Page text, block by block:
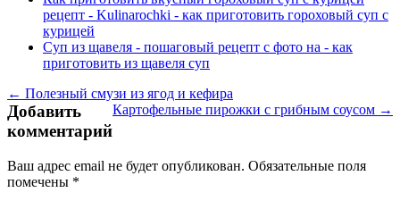
рецепт - Kulinarochki - как приготовить гороховый суп с
курицей
Суп из щавеля - пошаговый рецепт с фото на - как
приготовить из щавеля суп
← Полезный смузи из ягод и кефира
Картофельные пирожки с грибным соусом →
Добавить
комментарий
Ваш адрес email не будет опубликован. Обязательные поля
помечены *